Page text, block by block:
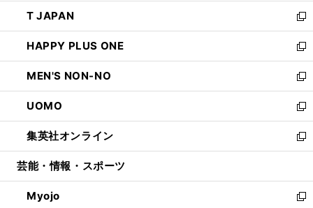
く
で
開
く
ド
ウ
で
開
く
ウ
ィ
ン
ド
ウ
で
開
く
し
い
ウ
ィ
ン
ド
ウ
で
開
く
T JAPAN
新
し
い
ウ
ィ
ン
ド
ウ
で
開
HAPPY PLUS ONE
新
し
い
ウ
ィ
ン
ド
ウ
開
く
MEN'S NON-NO
新
し
い
ウ
ィ
ン
ウ
で
UOMO
新
し
い
ウ
ン
ド
集英社オンライン
新
し
ウ
ィ
芸能・情報・スポーツ
Myojo
新